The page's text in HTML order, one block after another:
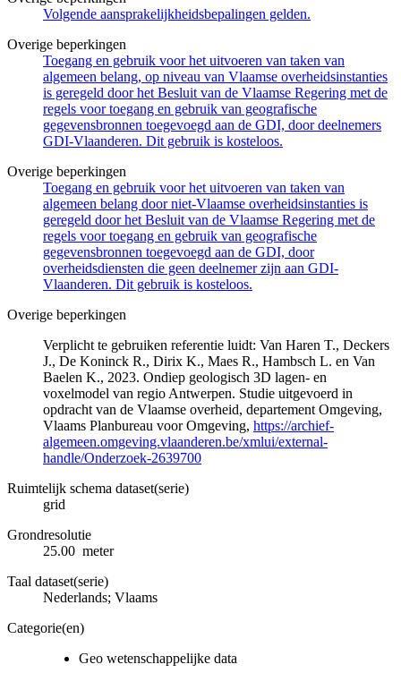
Volgende aansprakelijkheidsbepalingen gelden.
Overige beperkingen
Toegang en gebruik voor het uitvoeren van taken van
algemeen belang, op niveau van Vlaamse overheidsinstanties
is geregeld door het Besluit van de Vlaamse Regering met de
regels voor toegang en gebruik van geografische
gegevensbronnen toegevoegd aan de GDI, door deelnemers
GDI-Vlaanderen. Dit gebruik is kosteloos.
Overige beperkingen
Toegang en gebruik voor het uitvoeren van taken van
algemeen belang door niet-Vlaamse overheidsinstanties is
geregeld door het Besluit van de Vlaamse Regering met de
regels voor toegang en gebruik van geografische
gegevensbronnen toegevoegd aan de GDI, door
overheidsdiensten die geen deelnemer zijn aan GDI-
Vlaanderen. Dit gebruik is kosteloos.
Overige beperkingen
Verplicht te gebruiken referentie luidt: Van Haren T., Deckers
J., De Koninck R., Dirix K., Maes R., Hambsch L. en Van
Baelen K., 2023. Ondiep geologisch 3D lagen- en
voxelmodel van regio Antwerpen. Studie uitgevoerd in
opdracht van de Vlaamse overheid, departement Omgeving,
Vlaams Planbureau voor Omgeving, https://archief-
algemeen.omgeving.vlaanderen.be/xmlui/external-
handle/Onderzoek-2639700
Ruimtelijk schema dataset(serie)
grid
Grondresolutie
25.00 meter
Taal dataset(serie)
Nederlands; Vlaams
Categorie(en)
Geo wetenschappelijke data